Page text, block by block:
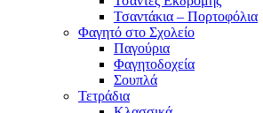
Τσαντάκια – Πορτοφόλια
Φαγητό στο Σχολείο
Παγούρια
Φαγητοδοχεία
Σουπλά
Τετράδια